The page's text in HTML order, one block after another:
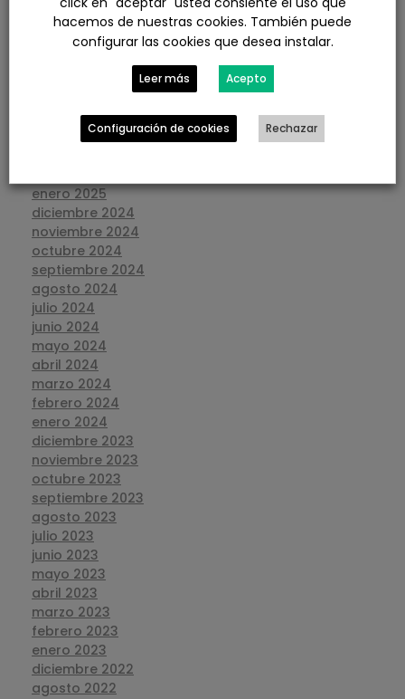
noviembre 2025
octubre 2025
septiembre 2025
mayo 2025
abril 2025
enero 2025
diciembre 2024
noviembre 2024
octubre 2024
septiembre 2024
agosto 2024
julio 2024
junio 2024
mayo 2024
abril 2024
marzo 2024
febrero 2024
enero 2024
diciembre 2023
noviembre 2023
octubre 2023
septiembre 2023
agosto 2023
julio 2023
junio 2023
mayo 2023
abril 2023
marzo 2023
febrero 2023
enero 2023
diciembre 2022
agosto 2022
hacemos de nuestras cookies. También puede
configurar las cookies que desea instalar.
Leer más Acepto
Configuración de cookies Rechazar